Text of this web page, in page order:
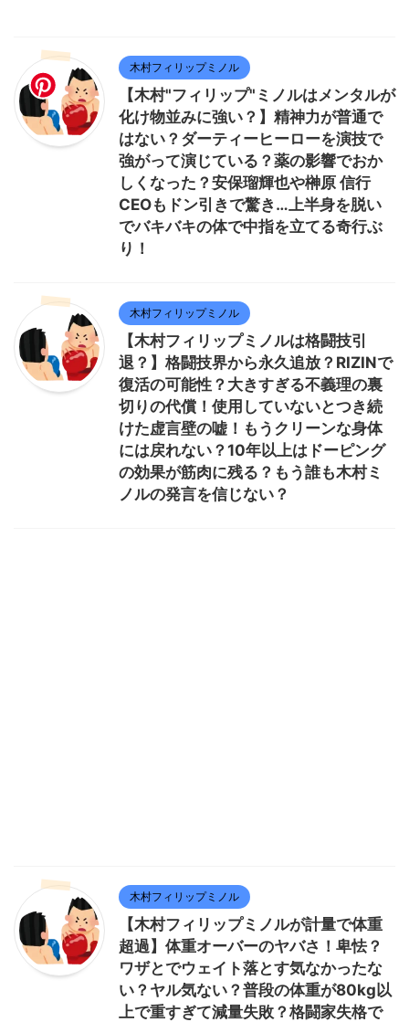
木村フィリップミノル
【木村"フィリップ"ミノルはメンタルが
化け物並みに強い？】精神力が普通で
はない？ダーティーヒーローを演技で
強がって演じている？薬の影響でおか
しくなった？安保瑠輝也や榊原 信行
CEOもドン引きで驚き…上半身を脱い
でバキバキの体で中指を立てる奇行ぶ
り！
木村フィリップミノル
【木村フィリップミノルは格闘技引
退？】格闘技界から永久追放？RIZINで
復活の可能性？大きすぎる不義理の裏
切りの代償！使用していないとつき続
けた虚言壁の嘘！もうクリーンな身体
には戻れない？10年以上はドーピング
の効果が筋肉に残る？もう誰も木村ミ
ノルの発言を信じない？
木村フィリップミノル
【木村フィリップミノルが計量で体重
超過】体重オーバーのヤバさ！卑怯？
ワザとでウェイト落とす気なかったな
い？ヤル気ない？普段の体重が80kg以
上で重すぎて減量失敗？格闘家失格で